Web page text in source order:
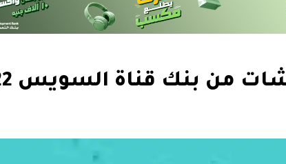
من بنك قناة السويس 2022